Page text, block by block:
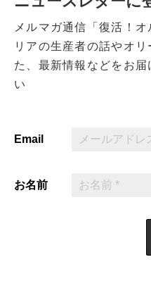
メルマガ通信「復活！オ
リアの生産者の話やオ
た、最新情報などをお届
い
Email
お名前